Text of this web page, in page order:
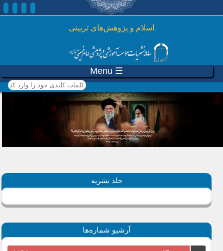
رفتن به محتوای اصلی
اسلام و پژوهش‌های تربیتی
☰ Menu
کلمات کلیدی خود را وارد
کنید
جلد نشریه
آرشیو شماره‌ها